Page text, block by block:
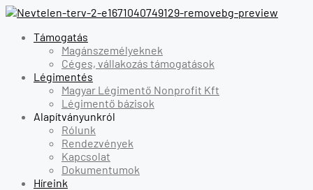
Támogatás
Magánszemélyeknek
Céges, vállakozás támogatások
Légimentés
Magyar Légimentő Nonprofit Kft
Légimentő bázisok
Alapítványunkról
Rólunk
Rendezvények
Kapcsolat
Dokumentumok
Híreink